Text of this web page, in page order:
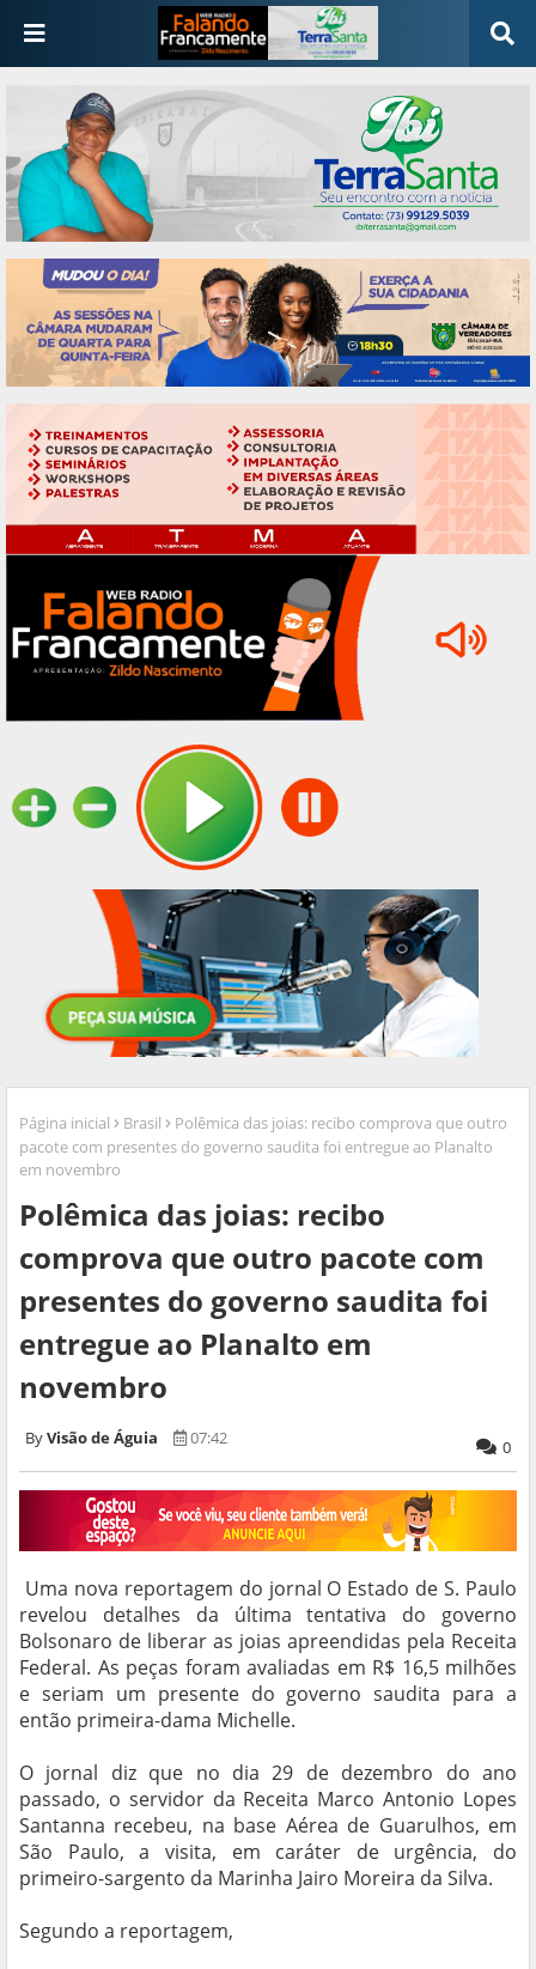
Página inicial Brasil
Polêmica das joias: recibo comprova que outro
pacote com presentes do governo saudita foi entregue ao Planalto
em novembro
Polêmica das joias: recibo
comprova que outro pacote com
presentes do governo saudita foi
entregue ao Planalto em
novembro
Visão de Águia 07:42 0
Uma nova reportagem do jornal O Estado de S. Paulo
revelou detalhes da última tentativa do governo
Bolsonaro de liberar as joias apreendidas pela Receita
Federal. As peças foram avaliadas em R$ 16,5 milhões
e seriam um presente do governo saudita para a
então primeira-dama Michelle.
O jornal diz que no dia 29 de dezembro do ano
passado, o servidor da Receita Marco Antonio Lopes
Santanna recebeu, na base Aérea de Guarulhos, em
São Paulo, a visita, em caráter de urgência, do
primeiro-sargento da Marinha Jairo Moreira da Silva.
Segundo a reportagem,